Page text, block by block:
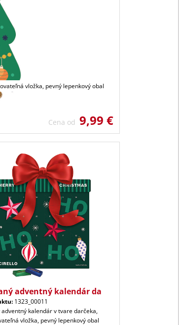
vložka, pevný lepenkový obal
Cena od 9,99 €
adventný kalendár da
1323_00011
kalendár v tvare darčeka,
vložka, pevný lepenkový obal